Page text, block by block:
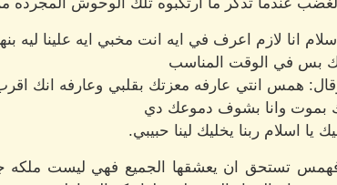
انا لازم اعرف في ايه انت مخبي ايه علينا ليه
بس في الوقت المناسب
همس انتي عارفه معزتك بقلبي وعارفه انك
بموت وانا بشوف دموعك دي
اسلام ربنا يخليك لينا حبيبي.
فهمس تستحق ان يعشقها الجميع فهي ليست